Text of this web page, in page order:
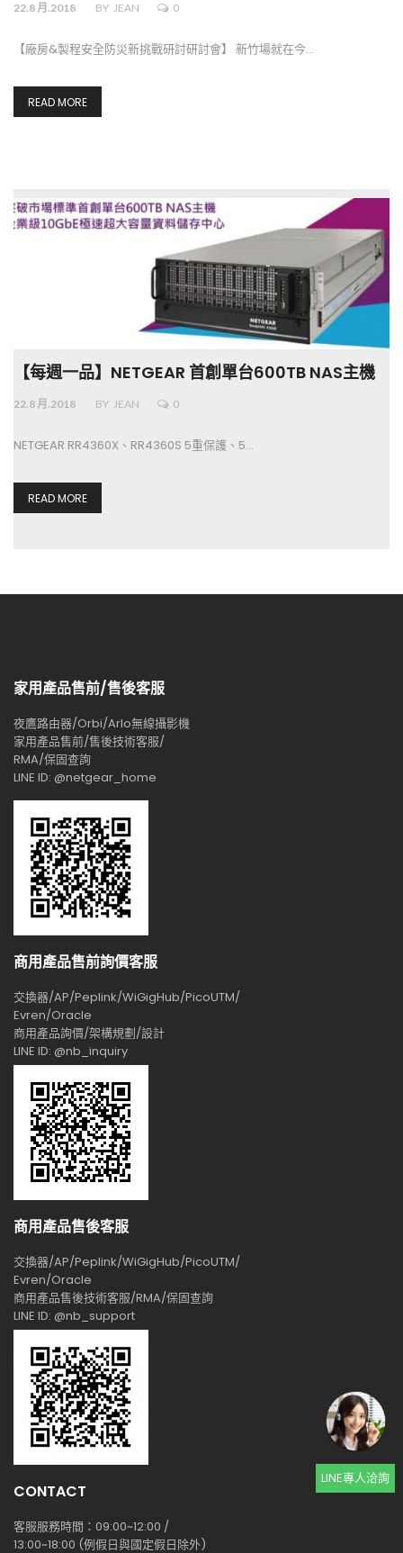
22.8 月.2018 BY JEAN 0
【廠房&製程安全防災新挑戰研討研討會】 新竹場就在今…
READ MORE
【每週一品】NETGEAR 首創單台600TB NAS主機
22.8 月.2018 BY JEAN 0
NETGEAR RR4360X、RR4360S 5重保護、5…
READ MORE
家用產品售前/售後客服
夜鷹路由器/Orbi/Arlo無線攝影機
家用產品售前/售後技術客服/
RMA/保固查詢
LINE ID: @netgear_home
商用產品售前詢價客服
交換器/AP/Peplink/WiGigHub/PicoUTM/
Evren/Oracle
商用產品詢價/架構規劃/設計
LINE ID: @nb_inquiry
商用產品售後客服
交換器/AP/Peplink/WiGigHub/PicoUTM/
Evren/Oracle
商用產品售後技術客服/RMA/保固查詢
LINE ID: @nb_support
CONTACT
客服服務時間：09:00~12:00 /
13:00~18:00 (例假日與國定假日除外)
LINE專人洽詢